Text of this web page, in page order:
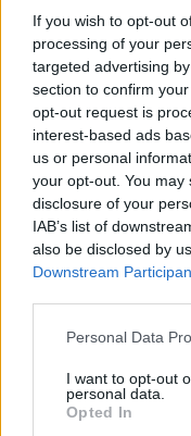
If you wish to opt-out
processing of your
targeted advertising
section to confirm
opt-out request is
interest-based ads
us or personal
your opt-out. You
disclosure of your
IAB’s list of
also be disclosed by
Downstream
Please note that this
not limited to your
grant or deny
use your data for
Personal Data
I want to opt-out
personal data.
Opted In
La guerra mondiale è una
La guerra in Ucraina è una
per l’Ungheria e “la
un’esagerazione
detto che “più e più
armi sempre più nuove e
all’Ucraina attrezzature
Mentre “potrebbe suonare
alcuni leader europei e
così potremmo arrivare
pericolo realistico al
“La guerra sta diventando
eppure il numero di paesi
Allo stesso tempo, “i